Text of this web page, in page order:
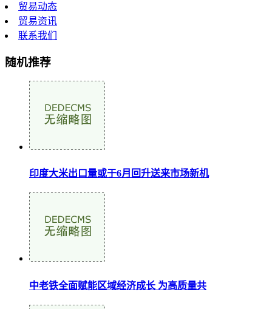
贸易动态
贸易资讯
联系我们
随机推荐
印度大米出口量或于6月回升送来市场新机
中老铁全面赋能区域经济成长 为高质量共